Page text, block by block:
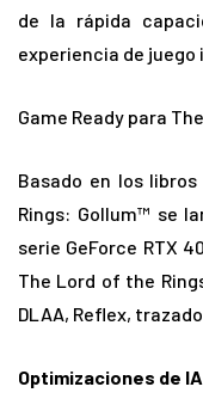
de la rápida
experiencia de juego
Game Ready para
Basado en los
Rings: Gollum™ se
serie GeForce RTX
The Lord of the
DLAA, Reflex,
Optimizaciones de